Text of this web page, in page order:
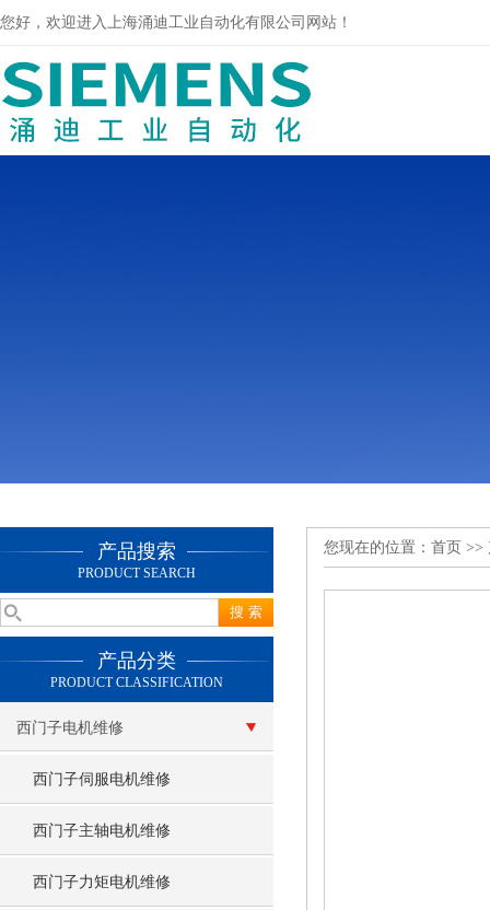
您好，欢迎进入上海涌迪工业自动化有限公司网站！
产品搜索
PRODUCT SEARCH
产品分类
PRODUCT CLASSIFICATION
西门子电机维修
西门子伺服电机维修
西门子主轴电机维修
西门子力矩电机维修
您现在的位置： 首页 >>